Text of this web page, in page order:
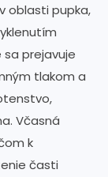
oblasti pupka,
sa prejavuje
tlakom a
Včasná
k
časti